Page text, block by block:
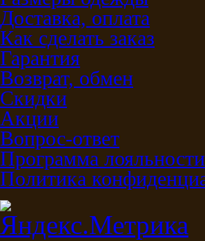
Доставка, оплата
Как сделать заказ
Гарантия
Возврат, обмен
Скидки
Акции
Вопрос-ответ
Программа лояльности
Политика